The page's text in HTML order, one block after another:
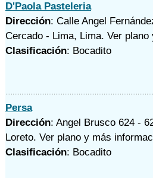
D'Paola Pasteleria
Dirección: Calle Angel
Cercado - Lima, Lima. Ver plano
Clasificación: Bocadito
Persa
Dirección: Angel Brusco 624 -
Loreto. Ver plano y más
Clasificación: Bocadito